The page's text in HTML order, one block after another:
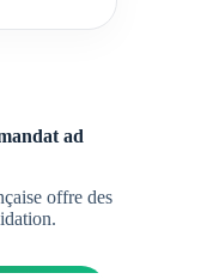
ad
offre des